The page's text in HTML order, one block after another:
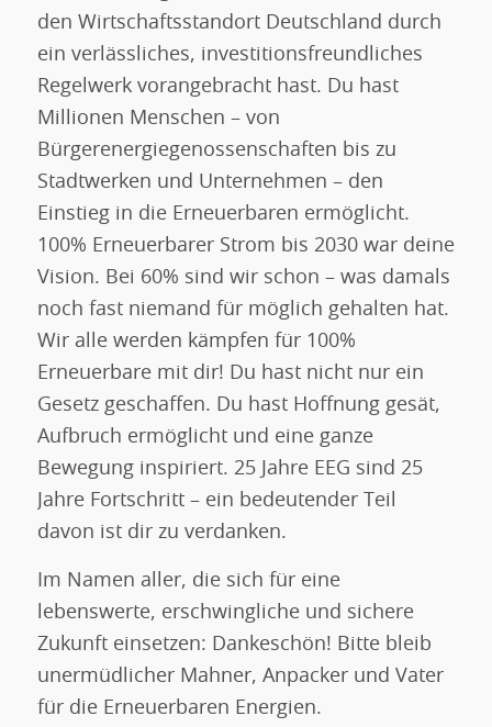
den Wirtschaftsstandort Deutschland durch
ein verlässliches, investitionsfreundliches
Regelwerk vorangebracht hast. Du hast
Millionen Menschen – von
Bürgerenergiegenossenschaften bis zu
Stadtwerken und Unternehmen – den
Einstieg in die Erneuerbaren ermöglicht.
100% Erneuerbarer Strom bis 2030 war deine
Vision. Bei 60% sind wir schon – was damals
noch fast niemand für möglich gehalten hat.
Wir alle werden kämpfen für 100%
Erneuerbare mit dir! Du hast nicht nur ein
Gesetz geschaffen. Du hast Hoffnung gesät,
Aufbruch ermöglicht und eine ganze
Bewegung inspiriert. 25 Jahre EEG sind 25
Jahre Fortschritt – ein bedeutender Teil
davon ist dir zu verdanken.
Im Namen aller, die sich für eine
lebenswerte, erschwingliche und sichere
Zukunft einsetzen: Dankeschön! Bitte bleib
unermüdlicher Mahner, Anpacker und Vater
für die Erneuerbaren Energien.